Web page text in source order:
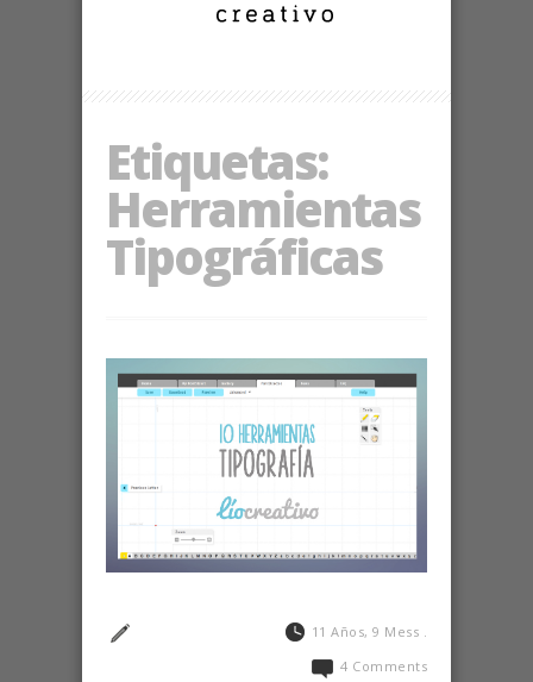
Etiquetas:
Herramientas
Tipográficas
11 Años, 9 Mess .
4 Comments